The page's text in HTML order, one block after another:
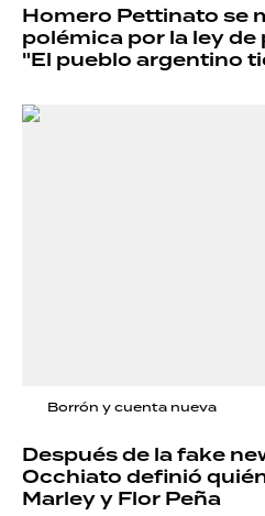
Homero Pettinato se
polémica por la ley
"El pueblo argentino
Borrón y cuenta nueva
Después de la fake
Occhiato definió
Marley y Flor Peña